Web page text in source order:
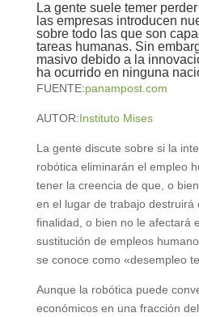
La gente suele temer
las empresas introducen
sobre todo las que son
tareas humanas. Sin
masivo debido a la
ha ocurrido en ninguna
FUENTE:panampost.com
AUTOR:Instituto Mises
La gente discute sobre si la
robótica eliminarán el empleo
tener la creencia de que, o
en el lugar de trabajo destruirá
finalidad, o bien no le afectará
sustitución de empleos
se conoce como «desempleo
Aunque la robótica puede
económicos en una fracción